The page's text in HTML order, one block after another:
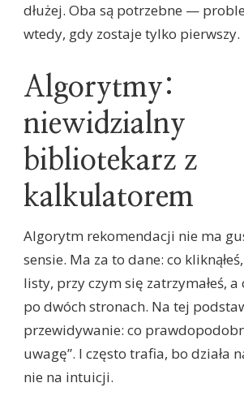
dłużej. Oba są potrzebne —
wtedy, gdy zostaje tylko pierwszy.
Algorytmy:
niewidzialny
bibliotekarz z
kalkulatorem
Algorytm rekomendacji nie ma
sensie. Ma za to dane: co
listy, przy czym się zatrzymałeś, a
po dwóch stronach. Na tej
przewidywanie: co
uwagę”. I często trafia, bo działa
nie na intuicji.